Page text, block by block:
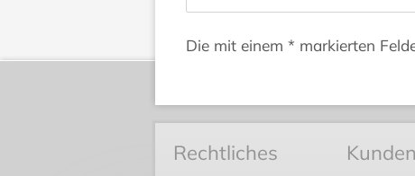
Die mit einem * markierten
Rechtliches